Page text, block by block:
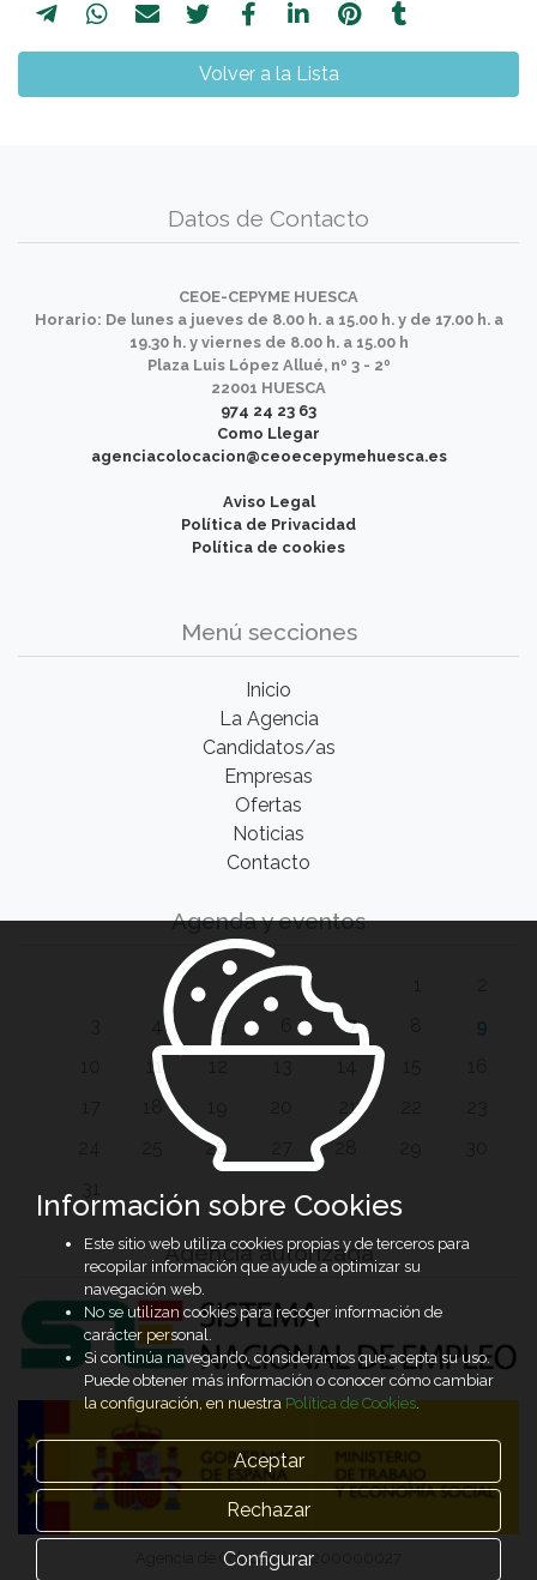
Volver a la Lista
Datos de Contacto
CEOE-CEPYME HUESCA
Horario: De lunes a jueves de 8.00 h. a 15.00 h. y de 17.00 h. a
19.30 h. y viernes de 8.00 h. a 15.00 h
Plaza Luis López Allué, nº 3 - 2º
22001 HUESCA
974 24 23 63
Como Llegar
agenciacolocacion@ceoecepymehuesca.es
Aviso Legal
Política de Privacidad
Política de cookies
Menú secciones
Inicio
La Agencia
Candidatos/as
Empresas
Ofertas
Noticias
Contacto
Agenda y eventos
5 7
9
11
21
26 28
Agencia autorizada
Agencia de Colocación 0200000027
Información sobre Cookies
Este sitio web utiliza cookies propias y de terceros para
recopilar información que ayude a optimizar su
navegación web.
No se utilizan cookies para recoger información de
carácter personal.
Si continúa navegando, consideramos que acepta su uso.
Puede obtener más información o conocer cómo cambiar
la configuración, en nuestraPolítica de Cookies.
Aceptar
Rechazar
Configurar